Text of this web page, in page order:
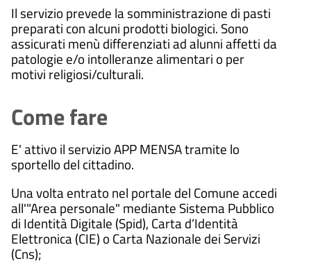
Il servizio prevede la somministrazione di pasti
preparati con alcuni prodotti biologici. Sono
assicurati menù differenziati ad alunni affetti da
patologie e/o intolleranze alimentari o per
motivi religiosi/culturali.
Come fare
E' attivo il servizio APP MENSA tramite lo
sportello del cittadino.
Una volta entrato nel portale del Comune accedi
all'"Area personale" mediante Sistema Pubblico
di Identità Digitale (Spid), Carta d’Identità
Elettronica (CIE) o Carta Nazionale dei Servizi
(Cns);